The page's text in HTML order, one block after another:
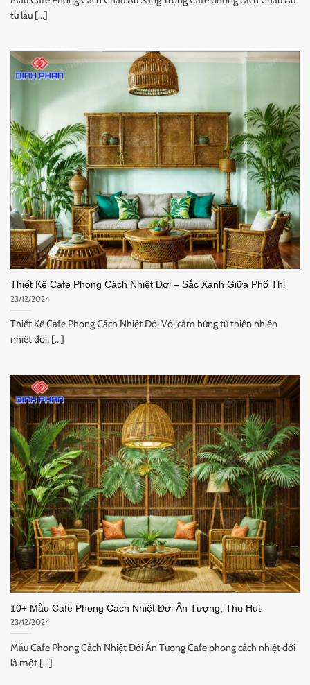
từ lâu [...]
Thiết Kế Cafe Phong Cách Nhiệt Đới – Sắc Xanh Giữa Phố Thị
23/12/2024
Thiết Kế Cafe Phong Cách Nhiệt Đới Với cảm hứng từ thiên nhiên
nhiệt đới, [...]
10+ Mẫu Cafe Phong Cách Nhiệt Đới Ấn Tượng, Thu Hút
23/12/2024
Mẫu Cafe Phong Cách Nhiệt Đới Ấn Tượng Cafe phong cách nhiệt đới
là một [...]